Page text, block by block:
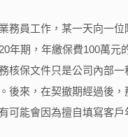
務員工作，某一天向一
年期，年繳保費100萬
核保文件只是公司內部
後來，在契撤期經過後
可能會因為擅自填寫客